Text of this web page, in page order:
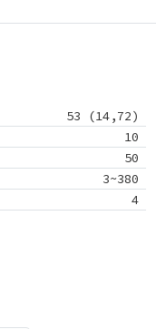
53 (14,72)
10
50
3~380
4